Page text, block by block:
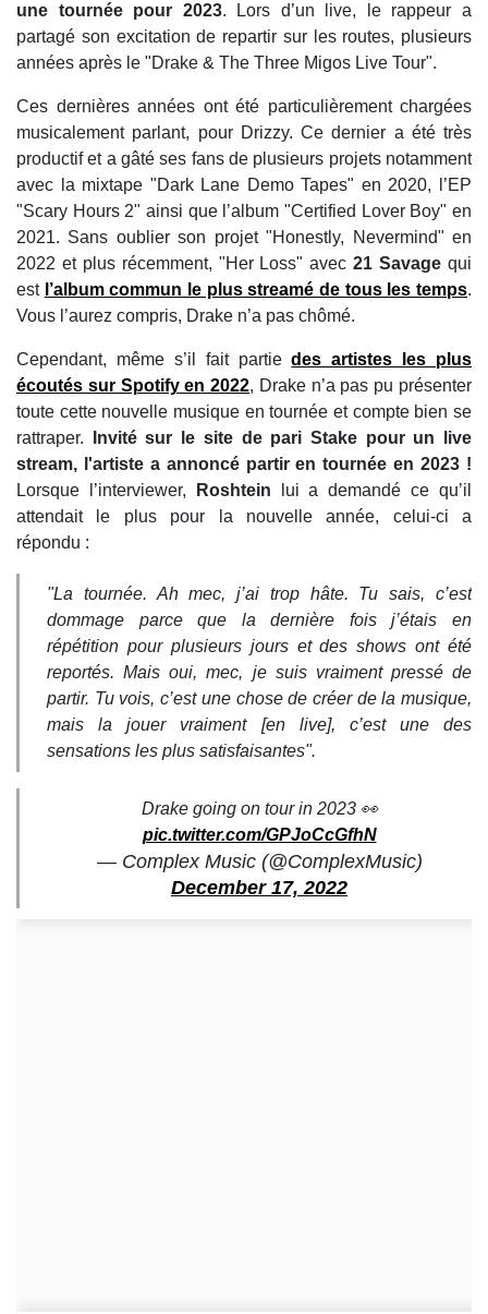
une tournée pour 2023. Lors d’un live, le rappeur a
partagé son excitation de repartir sur les routes, plusieurs
années après le "Drake & The Three Migos Live Tour".
Ces dernières années ont été particulièrement chargées
musicalement parlant, pour Drizzy. Ce dernier a été très
productif et a gâté ses fans de plusieurs projets notamment
avec la mixtape "Dark Lane Demo Tapes" en 2020, l’EP
"Scary Hours 2" ainsi que l’album "Certified Lover Boy" en
2021. Sans oublier son projet "Honestly, Nevermind" en
2022 et plus récemment, "Her Loss" avec21 Savagequi
est l’album commun le plus streamé de tous les temps.
Vous l’aurez compris, Drake n’a pas chômé.
Cependant, même s’il fait partiedes artistes les plus
écoutés sur Spotify en 2022, Drake n’a pas pu présenter
toute cette nouvelle musique en tournée et compte bien se
rattraper.
Invité sur le site de pari Stake pour un live
stream, l'artiste a annoncé partir en tournée en 2023 !
Lorsque l’interviewer,
Roshtein lui a demandé ce qu’il
attendait le plus pour la nouvelle année, celui-ci a
répondu :
"La tournée. Ah mec, j’ai trop hâte. Tu sais, c’est
dommage parce que la dernière fois j’étais en
répétition pour plusieurs jours et des shows ont été
reportés. Mais oui, mec, je suis vraiment pressé de
partir. Tu vois, c’est une chose de créer de la musique,
mais la jouer vraiment [en live], c’est une des
sensations les plus satisfaisantes".
Drake going on tour in 2023 👀
pic.twitter.com/GPJoCcGfhN
— Complex Music (@ComplexMusic)
December 17, 2022